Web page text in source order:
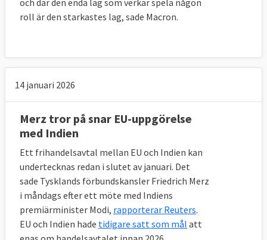
och där den enda lag som verkar spela någon
roll är den starkastes lag, sade Macron.
14 januari 2026
Merz tror på snar EU-uppgörelse
med Indien
Ett frihandelsavtal mellan EU och Indien kan
undertecknas redan i slutet av januari. Det
sade Tysklands förbundskansler Friedrich Merz
i måndags efter ett möte med Indiens
premiärminister Modi, rapporterar Reuters.
EU och Indien hade tidigare satt som mål att